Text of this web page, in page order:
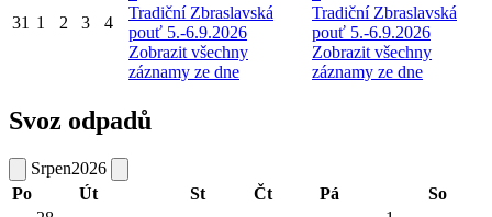
31 1 2 3 4
Tradiční Zbraslavská
pouť 5.-6.9.2026
Zobrazit všechny
záznamy ze dne
Tradiční Zbraslavská
pouť 5.-6.9.2026
Zobrazit všechny
záznamy ze dne
Svoz odpadů
Srpen2026
Po
Út St Čt Pá So